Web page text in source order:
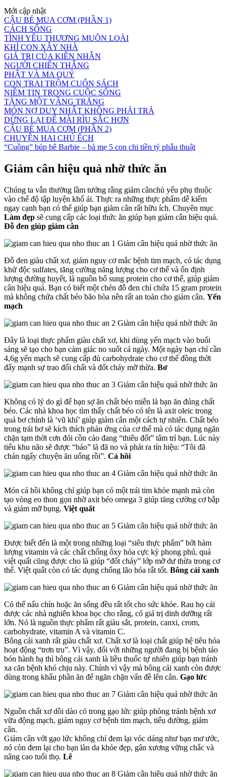
Mới cập nhật
CẬU BÉ MUA CƠM (PHẦN 1)
CÁCH SỐNG
TÌNH YÊU THƯƠNG MUÔN LOÀI
KHỈ CON XÂY NHÀ
GIÁ TRỊ CỦA KIÊN NHẪN
NGƯỜI CHIẾN THẮNG
PHẬT VÀ MA QUỶ
CON TRAI TRỘM CUỐN SÁCH
NIỀM TIN TRONG CUỘC SỐNG
TẶNG MỘT VẦNG TRĂNG
MÓN NỢ DUY NHẤT KHÔNG PHẢI TRẢ
DỪNG LẠI ĐỂ MÀI RÌU SẮC HƠN
CẬU BÉ MUA CƠM (PHẦN 2)
CHUYỆN HAI CHÚ ẾCH
“Cuồng” búp bê Barbie – bà mẹ 5 con chi tiền tỷ phẫu thuật
Giảm cân hiệu quả nhờ thức ăn
Chúng ta vẫn thường lầm tưởng rằng giảm cânchủ yếu phụ thuộc
vào chế độ tập luyện khổ ải. Thực ra những thực phẩm dễ kiếm
ngay cạnh bạn có thể giúp bạn giảm cân rất hữu ích. Chuyên mục
Làm đẹp sẽ cung cấp các loại thức ăn giúp bạn giảm cân hiệu quả.
Đỗ đen giúp giảm cân
Đỗ đen giàu chất xơ, giảm nguy cơ mắc bệnh tim mạch, có tác dụng
khử độc sulfates, tăng cường năng lượng cho cơ thể và ổn định
lượng đường huyết, là nguồn bổ sung protein cho cơ thể, giúp giảm
cân hiệu quả. Bạn có biết một chén đỗ đen chỉ chứa 15 gram protein
mà không chứa chất béo bão hòa nên rất an toàn cho giảm cân. Yến
mạch
Đây là loại thực phẩm giàu chất xơ, khi dùng yến mạch vào buổi
sáng sẽ tạo cho bạn cảm giác no suốt cả ngày. Một ngày bạn chỉ cần
4,6g yến mạch sẽ cung cấp đủ carbohydrate cho cơ thể đồng thời
đẩy mạnh sự trao đổi chất và đốt cháy mỡ thừa. Bơ
Không có lý do gì để bạn sợ ăn chất béo miễn là bạn ăn đúng chất
béo. Các nhà khoa học tìm thấy chất béo có tên là axit oleic trong
quả bơ chính là ‘vũ khí’ giúp giảm cân một cách tự nhiên. Chất béo
trong trái bơ sẽ kích thích phản ứng của cơ thể mà có tác dụng ngăn
chặn tạm thời cơn đói cồn cào đang “thiêu đốt” tâm trí bạn. Lúc này
tiểu khu não sẽ được “báo” là đã no và phát ra tín hiệu: “Tôi đã
chán ngấy chuyện ăn uống rồi”. Cá hồi
Món cá hồi không chỉ giúp bạn có một trái tim khỏe mạnh mà còn
tạo vòng eo thon gọn nhờ axit béo omega 3 giúp tăng cường cơ bắp
và giảm mỡ bụng. Việt quất
Được biết đến là một trong những loại “siêu thực phẩm” bởi hàm
lượng vitamin và các chất chống ôxy hóa cực kỳ phong phú, quả
việt quất cũng được cho là giúp “đốt cháy” lớp mỡ dư thừa trong cơ
thể. Việt quất còn có tác dụng chống lão hóa rất tốt. Bông cải xanh
Có thể nấu chín hoặc ăn sống đều rất tốt cho sức khỏe. Rau họ cải
được các nhà nghiên khoa học cho rằng, có giá trị dinh dưỡng rất
lớn. Nó là nguồn thực phẩm rất giàu sắt, protein, canxi, crom,
carbohydrate, vitamin A và vitamin C.
Bông cải xanh rất giàu chất xơ. Chất xơ là loại chất giúp hệ tiêu hóa
hoạt động “trơn tru”. Vì vậy, đối với những người đang bị bệnh táo
bón hành hạ thì bông cải xanh là liều thuốc tự nhiên giúp bạn tránh
xa căn bệnh khó chịu này. Chính vì vậy mà bông cải xanh còn được
dùng trong khẩu phần ăn để ngăn chặn vấn đề lên cân. Gạo lức
Nguồn chất xơ dồi dào có trong gạo lức giúp phòng tránh bệnh xơ
vữa động mạch, giảm nguy cơ bệnh tim mạch, tiểu đường, giảm
cân.
Giảm cân với gạo lức không chỉ đem lại vóc dáng như bạn mơ ước,
nó còn đem lại cho bạn làn da khỏe đẹp, gân xương vững chắc và
nâng cao tuổi thọ. Lê